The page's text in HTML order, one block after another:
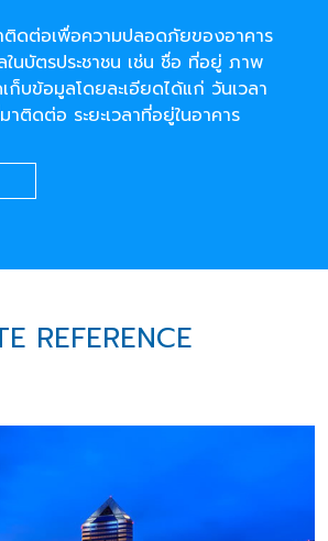
ดต่อเพื่อความปลอดภัยของอาคาร
นบัตรประชาชน เช่น ชื่อ ที่อยู่ ภาพ
ก็บข้อมูลโดยละเอียดได้แก่ วันเวลา
ติดต่อ ระยะเวลาที่อยู่ในอาคาร
REFERENCE